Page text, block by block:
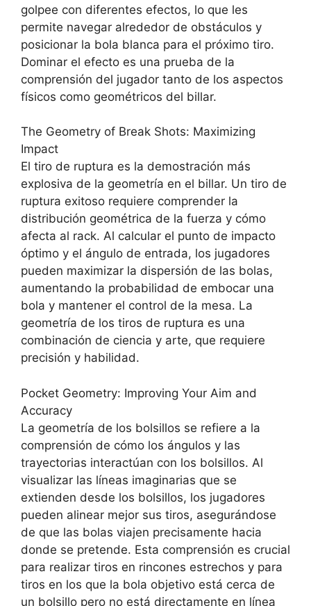
golpee con diferentes efectos, lo que les
permite navegar alrededor de obstáculos y
posicionar la bola blanca para el próximo tiro.
Dominar el efecto es una prueba de la
comprensión del jugador tanto de los aspectos
físicos como geométricos del billar.
The Geometry of Break Shots: Maximizing
Impact
El tiro de ruptura es la demostración más
explosiva de la geometría en el billar. Un tiro de
ruptura exitoso requiere comprender la
distribución geométrica de la fuerza y cómo
afecta al rack. Al calcular el punto de impacto
óptimo y el ángulo de entrada, los jugadores
pueden maximizar la dispersión de las bolas,
aumentando la probabilidad de embocar una
bola y mantener el control de la mesa. La
geometría de los tiros de ruptura es una
combinación de ciencia y arte, que requiere
precisión y habilidad.
Pocket Geometry: Improving Your Aim and
Accuracy
La geometría de los bolsillos se refiere a la
comprensión de cómo los ángulos y las
trayectorias interactúan con los bolsillos. Al
visualizar las líneas imaginarias que se
extienden desde los bolsillos, los jugadores
pueden alinear mejor sus tiros, asegurándose
de que las bolas viajen precisamente hacia
donde se pretende. Esta comprensión es crucial
para realizar tiros en rincones estrechos y para
tiros en los que la bola objetivo está cerca de
un bolsillo pero no está directamente en línea